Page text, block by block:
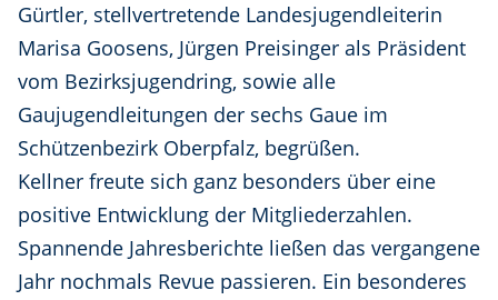
Gürtler, stellvertretende Landesjugendleiterin
Marisa Goosens, Jürgen Preisinger als Präsident
vom Bezirksjugendring, sowie alle
Gaujugendleitungen der sechs Gaue im
Schützenbezirk Oberpfalz, begrüßen.
Kellner freute sich ganz besonders über eine
positive Entwicklung der Mitgliederzahlen.
Spannende Jahresberichte ließen das vergangene
Jahr nochmals Revue passieren. Ein besonderes